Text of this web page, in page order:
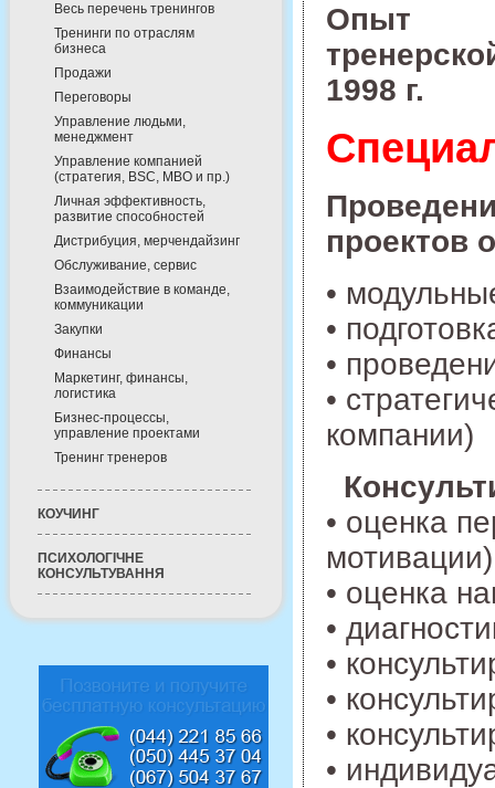
Весь перечень тренингов
Тренинги по отраслям
бизнеса
Продажи
Переговоры
Управление людьми,
менеджмент
Управление компанией
(стратегия, BSC, MBO и пр.)
Личная эффективность,
развитие способностей
Дистрибуция, мерчендайзинг
Обслуживание, сервис
Взаимодействие в команде,
коммуникации
Закупки
Финансы
Маркетинг, финансы,
логистика
Бизнес-процессы,
управление проектами
Тренинг тренеров
КОУЧИНГ
ПСИХОЛОГІЧНЕ
КОНСУЛЬТУВАННЯ
Опыт
1998 г.
проектов
•
•
•
•
компании)
• оценка
• оценка
•
•
•
•
•